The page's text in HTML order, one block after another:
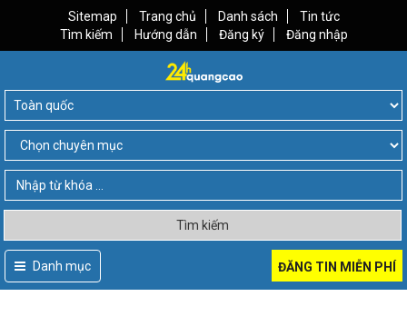
Sitemap Trang chủ Danh sách
Tin tức
Tìm kiếm
Hướng dẫn Đăng ký Đăng nhập
Tìm kiếm
Danh mục ĐĂNG TIN MIỄN PHÍ